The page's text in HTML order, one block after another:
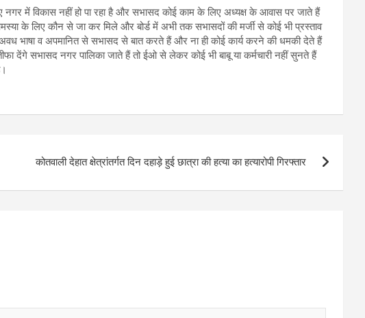
में विकास नहीं हो पा रहा है और सभासद कोई काम के लिए अध्यक्ष के आवास पर जाते हैं
के लिए कौन से जा कर मिले और बोर्ड में अभी तक सभासदों की मर्जी से कोई भी प्रस्ताव
भाषा व अपमानित से सभासद से बात करते हैं और ना ही कोई कार्य करने की धमकी देते हैं
देंगे सभासद नगर पालिका जाते हैं तो ईओ से लेकर कोई भी बाबू या कर्मचारी नहीं सुनते हैं
कोतवाली देहात क्षेत्रांतर्गत दिन दहाड़े हुई छात्रा की हत्या का हत्यारोपी गिरफ्तार